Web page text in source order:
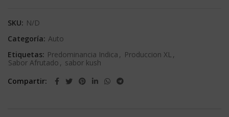
SKU: N/D
Categoría: Auto
Etiquetas: Predominancia Indica , Produccion XL ,
Sabor Afrutado , sabor kush
Compartir